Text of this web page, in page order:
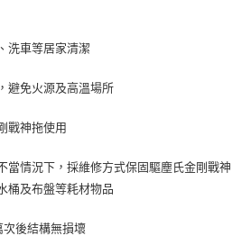
洗車等居家清潔
避免火源及高溫場所
戰神拖使用
當情況下，採維修方式保固驅塵氏金剛戰神
桶及布盤等耗材物品
後結構無損壞